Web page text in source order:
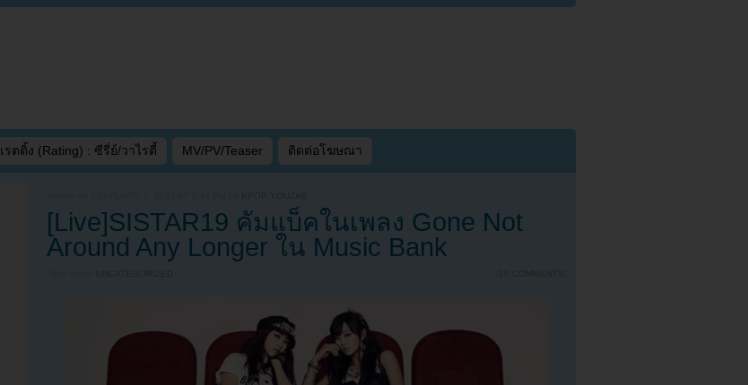
เรตติ้ง (Rating) : ซีรี่ย์/วาไรตี้ MV/PV/Teaser ติดต่อโฆษณา
KPOP YOUZAB
[Live]SISTAR19 คัมแบ็คในเพลง Gone Not
Around Any Longer ใน Music Bank
UNCATEGORIZED 10 COMMENTS